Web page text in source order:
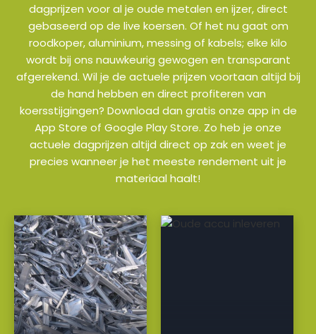
dagprijzen voor al je oude metalen en ijzer, direct
gebaseerd op de live koersen. Of het nu gaat om
roodkoper, aluminium, messing of kabels; elke kilo
wordt bij ons nauwkeurig gewogen en transparant
afgerekend. Wil je de actuele prijzen voortaan altijd bij
de hand hebben en direct profiteren van
koersstijgingen? Download dan gratis onze app in de
App Store of Google Play Store. Zo heb je onze
actuele dagprijzen altijd direct op zak en weet je
precies wanneer je het meeste rendement uit je
materiaal haalt!
a a